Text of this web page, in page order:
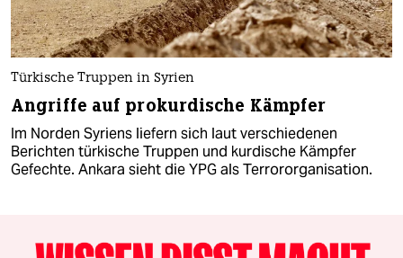
Türkische Truppen in Syrien
Angriffe auf prokurdische Kämpfer
Im Norden Syriens liefern sich laut verschiedenen
Berichten türkische Truppen und kurdische Kämpfer
Gefechte. Ankara sieht die YPG als Terrororganisation.